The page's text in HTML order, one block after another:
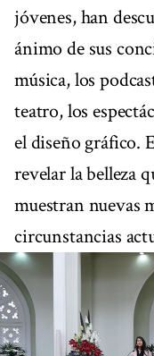
jóvenes, han
ánimo de sus
música, los
teatro, los
el diseño gráfico.
revelar la belleza
muestran nuevas
circunstancias